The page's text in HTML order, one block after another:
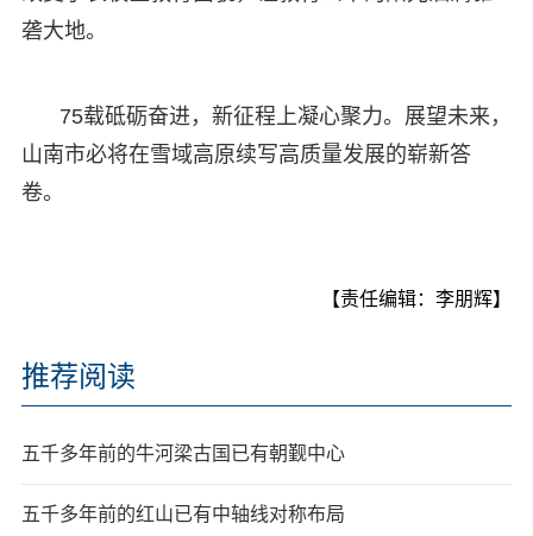
砻大地。
75载砥砺奋进，新征程上凝心聚力。展望未来，
山南市必将在雪域高原续写高质量发展的崭新答
卷。
【责任编辑：李朋辉】
推荐阅读
五千多年前的牛河梁古国已有朝觐中心
五千多年前的红山已有中轴线对称布局